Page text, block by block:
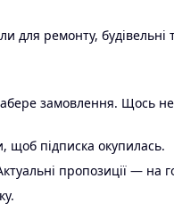
для ремонту, будівельні
замовлення. Щось
щоб підписка окупилась.
пропозиції — на